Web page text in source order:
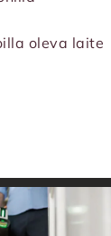
oleva laite